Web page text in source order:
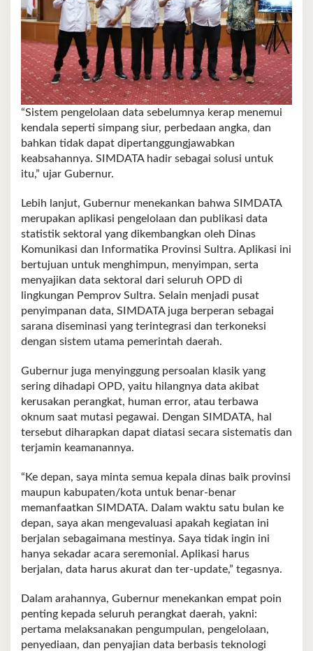
“Sistem pengelolaan data sebelumnya kerap menemui
kendala seperti simpang siur, perbedaan angka, dan
bahkan tidak dapat dipertanggungjawabkan
keabsahannya. SIMDATA hadir sebagai solusi untuk
itu,” ujar Gubernur.
Lebih lanjut, Gubernur menekankan bahwa SIMDATA
merupakan aplikasi pengelolaan dan publikasi data
statistik sektoral yang dikembangkan oleh Dinas
Komunikasi dan Informatika Provinsi Sultra. Aplikasi ini
bertujuan untuk menghimpun, menyimpan, serta
menyajikan data sektoral dari seluruh OPD di
lingkungan Pemprov Sultra. Selain menjadi pusat
penyimpanan data, SIMDATA juga berperan sebagai
sarana diseminasi yang terintegrasi dan terkoneksi
dengan sistem utama pemerintah daerah.
Gubernur juga menyinggung persoalan klasik yang
sering dihadapi OPD, yaitu hilangnya data akibat
kerusakan perangkat, human error, atau terbawa
oknum saat mutasi pegawai. Dengan SIMDATA, hal
tersebut diharapkan dapat diatasi secara sistematis dan
terjamin keamanannya.
“Ke depan, saya minta semua kepala dinas baik provinsi
maupun kabupaten/kota untuk benar-benar
memanfaatkan SIMDATA. Dalam waktu satu bulan ke
depan, saya akan mengevaluasi apakah kegiatan ini
berjalan sebagaimana mestinya. Saya tidak ingin ini
hanya sekadar acara seremonial. Aplikasi harus
berjalan, data harus akurat dan ter-update,” tegasnya.
Dalam arahannya, Gubernur menekankan empat poin
penting kepada seluruh perangkat daerah, yakni:
pertama melaksanakan pengumpulan, pengelolaan,
penyediaan, dan penyajian data berbasis teknologi